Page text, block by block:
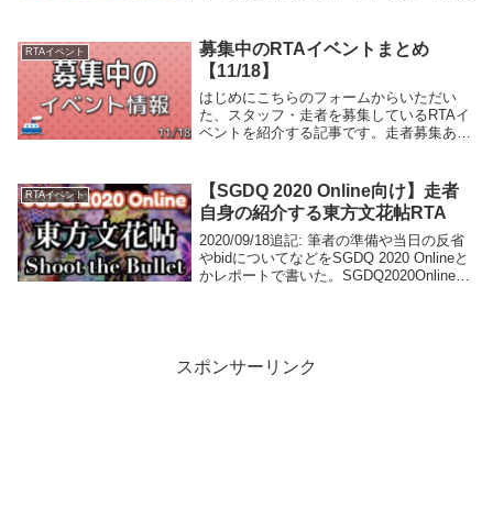
ルの影...
RTAイベント
募集中のRTAイベントまとめ
【11/18】
はじめにこちらのフォームからいただい
た、スタッフ・走者を募集しているRTAイ
ベントを紹介する記事です。走者募集あい
がRTAを披露しながら、RTAとしての解説
で...
RTAイベント
【SGDQ 2020 Online向け】走者
自身の紹介する東方文花帖RTA
2020/09/18追記: 筆者の準備や当日の反省
やbidについてなどをSGDQ 2020 Onlineと
かレポートで書いた。SGDQ2020Online日
スポンサーリンク